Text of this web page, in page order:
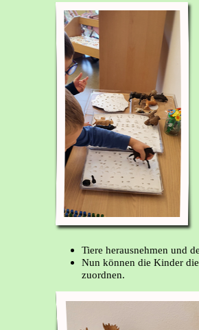
Tiere herausnehmen und
Nun können die Kinder
zuordnen.